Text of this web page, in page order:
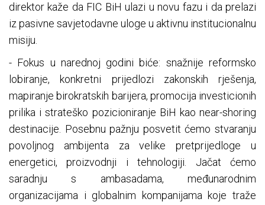
direktor kaže da FIC BiH ulazi u novu fazu i da prelazi
iz pasivne savjetodavne uloge u aktivnu institucionalnu
misiju.
- Fokus u narednoj godini biće: snažnije reformsko
lobiranje, konkretni prijedlozi zakonskih rješenja,
mapiranje birokratskih barijera, promocija investicionih
prilika i strateško pozicioniranje BiH kao near-shoring
destinacije. Posebnu pažnju posvetit ćemo stvaranju
povoljnog ambijenta za velike pretprijedloge u
energetici, proizvodnji i tehnologiji. Jačat ćemo
saradnju s ambasadama, međunarodnim
organizacijama i globalnim kompanijama koje traže